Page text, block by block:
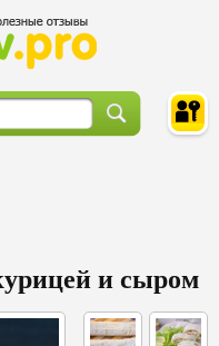
и сыром